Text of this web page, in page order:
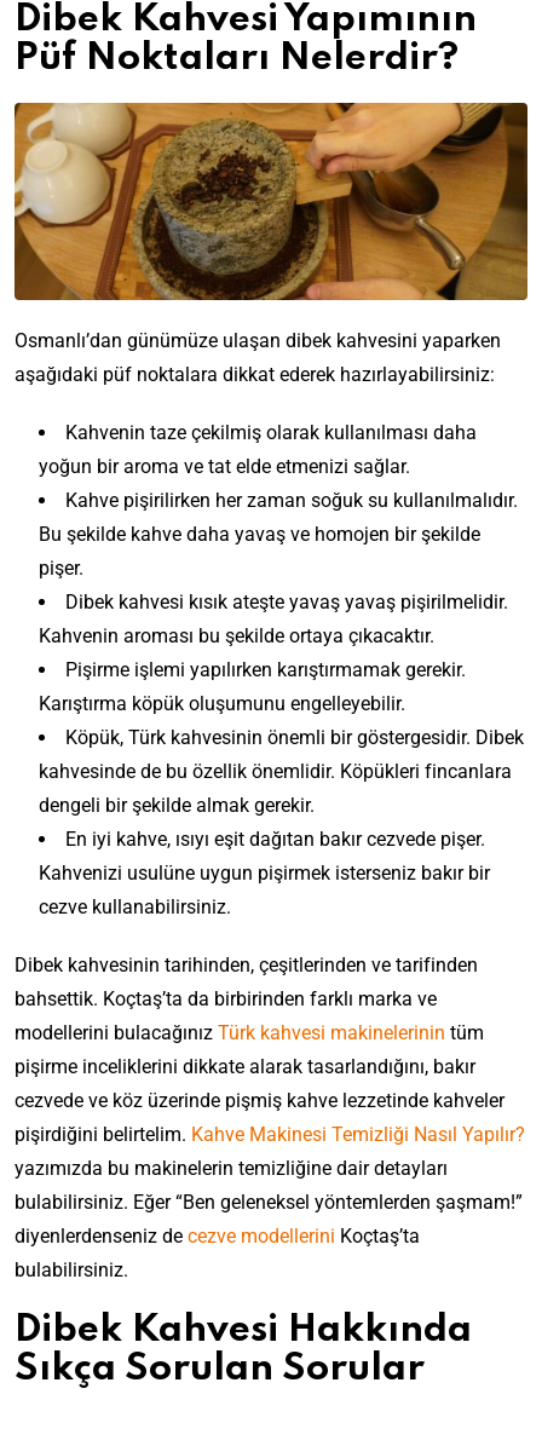
Dibek Kahvesi Yapımının
Püf Noktaları Nelerdir?
Osmanlı’dan günümüze ulaşan dibek kahvesini yaparken
aşağıdaki püf noktalara dikkat ederek hazırlayabilirsiniz:
Kahvenin taze çekilmiş olarak kullanılması daha
yoğun bir aroma ve tat elde etmenizi sağlar.
Kahve pişirilirken her zaman soğuk su kullanılmalıdır.
Bu şekilde kahve daha yavaş ve homojen bir şekilde
pişer.
Dibek kahvesi kısık ateşte yavaş yavaş pişirilmelidir.
Kahvenin aroması bu şekilde ortaya çıkacaktır.
Pişirme işlemi yapılırken karıştırmamak gerekir.
Karıştırma köpük oluşumunu engelleyebilir.
Köpük, Türk kahvesinin önemli bir göstergesidir. Dibek
kahvesinde de bu özellik önemlidir. Köpükleri fincanlara
dengeli bir şekilde almak gerekir.
En iyi kahve, ısıyı eşit dağıtan bakır cezvede pişer.
Kahvenizi usulüne uygun pişirmek isterseniz bakır bir
cezve kullanabilirsiniz.
Dibek kahvesinin tarihinden, çeşitlerinden ve tarifinden
bahsettik. Koçtaş’ta da birbirinden farklı marka ve
modellerini bulacağınız Türk kahvesi makinelerinin tüm
pişirme inceliklerini dikkate alarak tasarlandığını, bakır
cezvede ve köz üzerinde pişmiş kahve lezzetinde kahveler
pişirdiğini belirtelim. Kahve Makinesi Temizliği Nasıl Yapılır?
yazımızda bu makinelerin temizliğine dair detayları
bulabilirsiniz. Eğer “Ben geleneksel yöntemlerden şaşmam!”
diyenlerdenseniz de cezve modellerini Koçtaş’ta
bulabilirsiniz.
Dibek Kahvesi Hakkında
Sıkça Sorulan Sorular